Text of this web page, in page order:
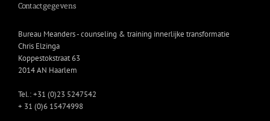
Contactgegevens
Bureau Meanders - counseling & training innerlijke transformatie
Chris Elzinga
Koppestokstraat 63
2014 AN Haarlem
Tel.: +31 (0)23 5247542
+ 31 (0)6 15474998